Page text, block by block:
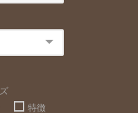
特徴